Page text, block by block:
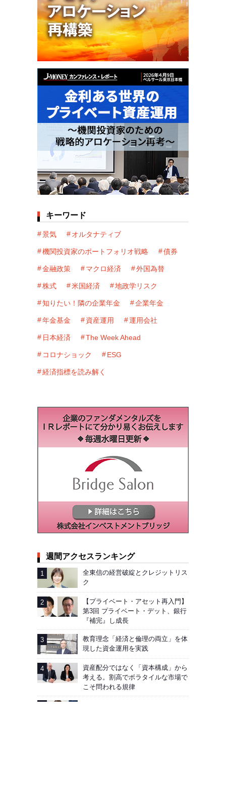
キーワード
景気 オルタナティブ
機関投資家のポートフォリオ戦略 債券
金融政策 マクロ経済 外国為替
株式 米国経済 地政学リスク
知りたい！隣の企業年金 企業年金
年金基金 資産運用 運用会社
日本経済 The Week Ahead
コロナショック ESG
経済指標を読み解く
週間アクセスランキング
全東信の経営破綻とクレジットリス
ク
【プライベート・アセット再入門】
第3回 プライベート・デット、銀行
『補完』し成長
教育理念「経済と倫理の両立」を体
現した資金運用を実践
資産配分ではなく「資本構成」から
考える。割高でボラタイルな市場で
こそ問われる規律